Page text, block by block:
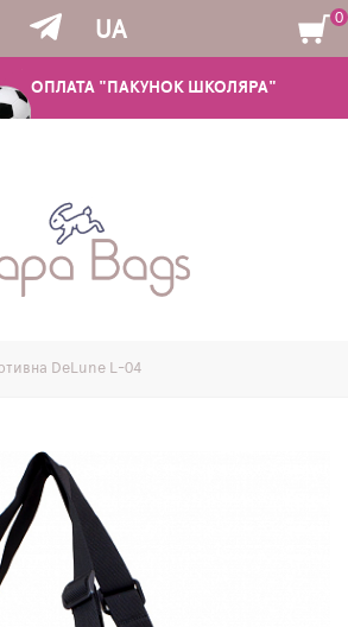
ОПЛАТА "ПАКУНОК ШКОЛЯРА"
UA
РАНЦІ
0
DeLune L-04